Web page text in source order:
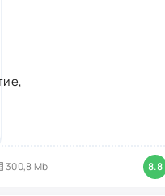
300,8 Mb 8.8